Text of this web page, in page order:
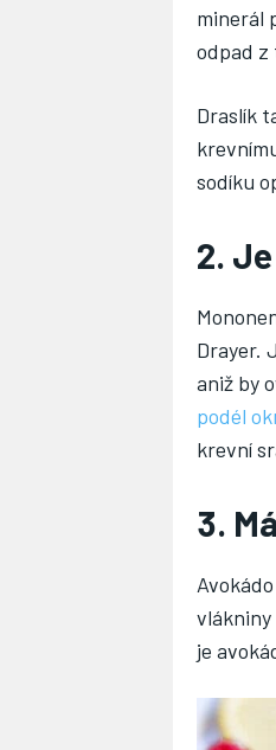
minerál
odpad z
Draslík
sodíku
2.
Drayer.
aniž by
podél
krevní
3.
vlákniny
je